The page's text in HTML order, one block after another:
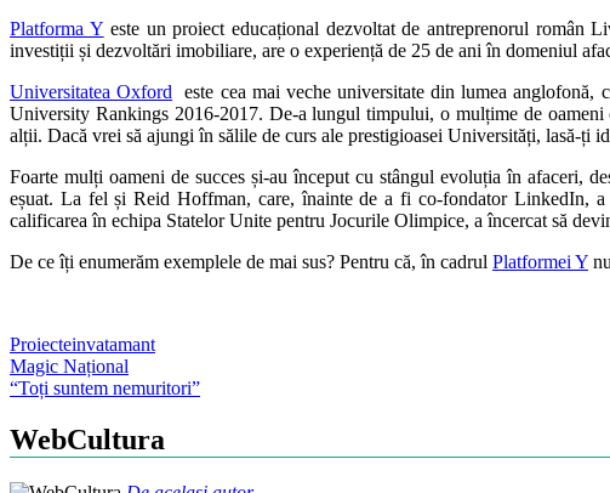
Platforma Y este un proiect educațional dezvoltat de antreprenorul
investiții și dezvoltări imobiliare, are o experiență de 25 de ani în domeniul
Universitatea Oxford este cea mai veche universitate din lumea
University Rankings 2016-2017. De-a lungul timpului, o mulțime de
alții. Dacă vrei să ajungi în sălile de curs ale prestigioasei Universități, lasă-ți
Foarte mulți oameni de succes și-au început cu stângul evoluția în afaceri,
eșuat. La fel și Reid Hoffman, care, înainte de a fi co-fondator LinkedIn,
calificarea în echipa Statelor Unite pentru Jocurile Olimpice, a încercat să
De ce îți enumerăm exemplele de mai sus? Pentru că, în cadrul Platformei Y
Proiecteinvatamant
Post
navigation
Magic Național
“Toți suntem nemuritori”
WebCultura